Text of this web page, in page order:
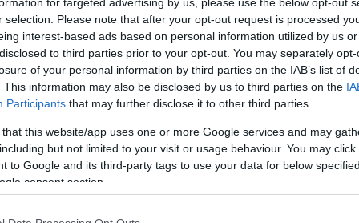
selection. Please note that after your opt-out request is processed
interest-based ads based on personal information utilized by us
to third parties prior to your opt-out. You may separately
of your personal information by third parties on the IAB’s list of
This information may also be disclosed by us to third parties on the
Participants that may further disclose it to other third parties.
that this website/app uses one or more Google services and may
but not limited to your visit or usage behaviour. You may
to Google and its third-party tags to use your data for below
consent section.
– január 2.
Csillagvizsgálóban
mit látunk az égen
MR Szimfonikusok az
meghívták az újévi
HÍREK
MŰVÉSZET
Hírmozaik -
Jön az első múzeumi silent
különleges égi jelenségeket
napokban, a Magyar Rádió
Zenekara nyitja az évet -